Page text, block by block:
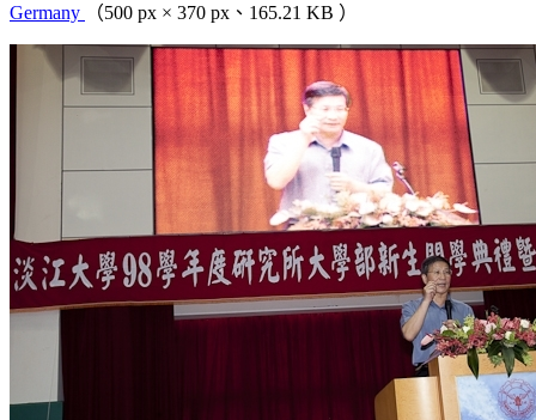
Germany
（500 px × 370 px、165.21 KB ）